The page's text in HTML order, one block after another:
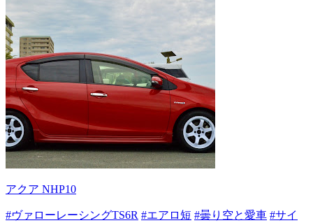
アクア NHP10
#ヴァローレーシングTS6R #エアロ短 #曇り空と愛車 #サイ